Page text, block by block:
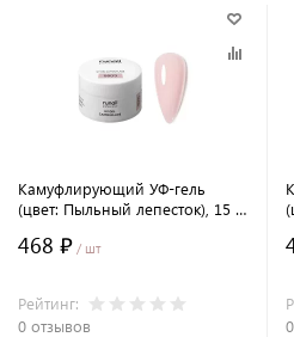
Камуфлирующий УФ-гель
(цвет: Пыльный лепесток), 15 г
468 ₽ / шт
Рейтинг:
0 отзывов